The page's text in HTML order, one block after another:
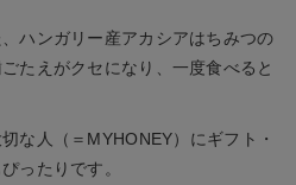
ハンガリー産アカシアはちみつの
たえがクセになり、一度食べると
な人（＝MYHONEY）にギフト・
ったりです。